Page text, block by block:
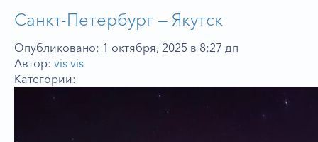
Санкт-Петербург — Якутск
Опубликовано: 1 октября, 2025 в 8:27 дп
Автор: vis vis
Категории: